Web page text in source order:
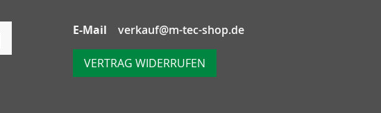
E-Mail verkauf@m-tec-shop.de
VERTRAG WIDERRUFEN